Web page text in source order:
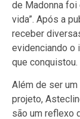
de Madonna foi
vida”. Após a
receber
evidenciando o
que conquistou.
Além de ser
projeto,
são um reflexo